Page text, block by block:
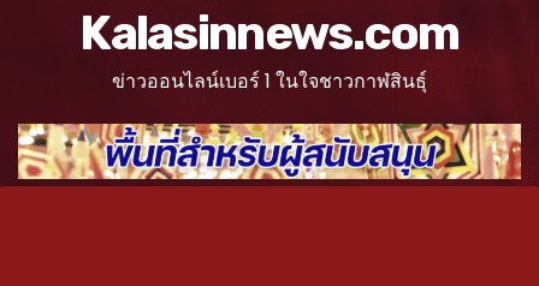
Kalasinnews.com
ข่าวออนไลน์เบอร์ 1 ในใจชาวกาฬสินธุ์